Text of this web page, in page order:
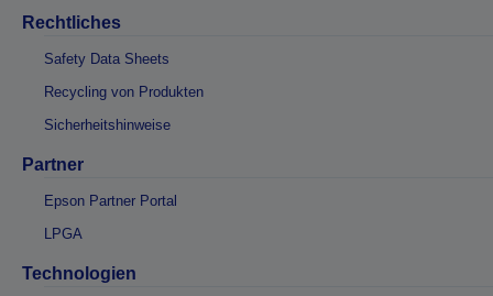
Rechtliches
Safety Data Sheets
Recycling von Produkten
Sicherheitshinweise
Partner
Epson Partner Portal
LPGA
Technologien